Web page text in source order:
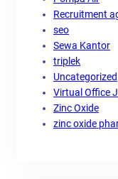
Recruitment
seo
Sewa Kantor
triplek
Uncategorized
Virtual Office
Zinc Oxide
zinc oxide